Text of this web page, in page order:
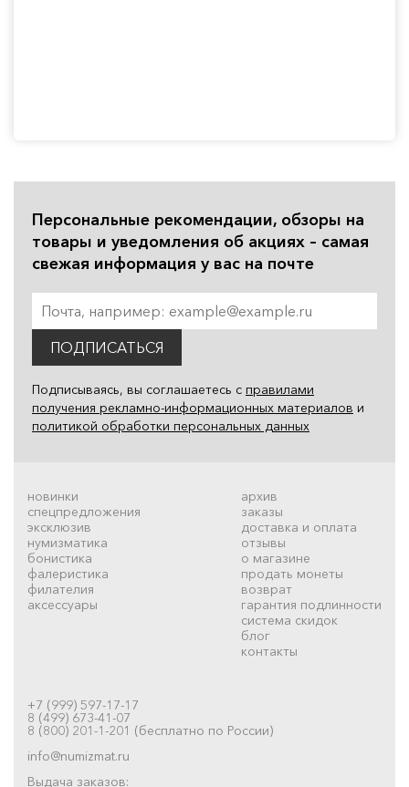
Персональные рекомендации, обзоры на
товары и уведомления об акциях – самая
свежая информация у вас на почте
ПОДПИСАТЬСЯ
Подписываясь, вы соглашаетесь с правилами
получения рекламно-информационных материалов и
политикой обработки персональных данных
новинки
спецпредложения
эксклюзив
нумизматика
бонистика
фалеристика
филателия
аксессуары
архив
заказы
доставка и оплата
отзывы
о магазине
продать монеты
возврат
гарантия подлинности
система скидок
блог
контакты
+7 (999) 597-17-17
8 (499) 673-41-07
8 (800) 201-1-201 (бесплатно по России)
info@numizmat.ru
Выдача заказов: